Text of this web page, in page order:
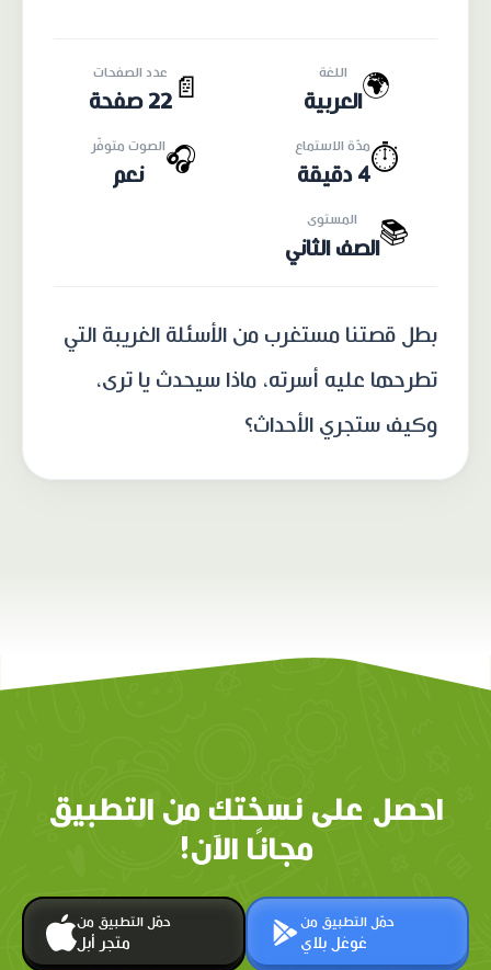
🌍 اللغة
العربية 📄
عدد الصفحات
22 صفحة
⏱️مدّة الاستماع
4 دقيقة
🎧الصوت متوفّر
نعم
📚 المستوى
الصف الثاني
بطل قصتنا مستغرب من الأسئلة الغريبة التي
تطرحها عليه أسرته، ماذا سيحدث يا ترى،
وكيف ستجري الأحداث؟
احصل على نسختك من التطبيق
مجانًا الآن!
حمّل التطبيق من
متجر أبل
حمّل التطبيق من
غوغل بلاي